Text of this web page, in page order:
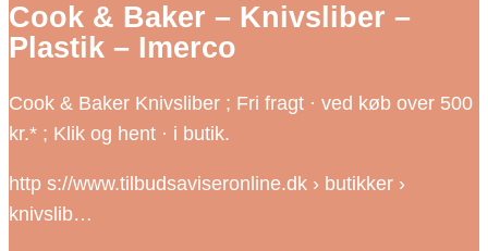
Cook & Baker – Knivsliber –
Plastik – Imerco
Cook & Baker Knivsliber ; Fri fragt · ved køb over 500
kr.* ; Klik og hent · i butik.
http s://www.tilbudsaviseronline.dk › butikker ›
knivslib…